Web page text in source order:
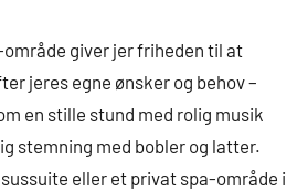
giver jer friheden til at
jeres egne ønsker og behov –
en stille stund med rolig musik
stemning med bobler og latter.
eller et privat spa-område i